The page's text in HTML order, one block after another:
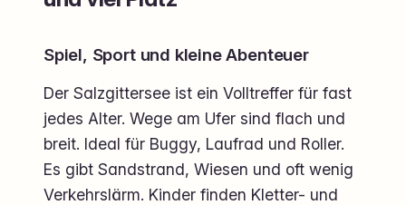
Spiel, Sport und kleine Abenteuer
Der Salzgittersee ist ein Volltreffer für fast
jedes Alter. Wege am Ufer sind flach und
breit. Ideal für Buggy, Laufrad und Roller.
Es gibt Sandstrand, Wiesen und oft wenig
Verkehrslärm. Kinder finden Kletter- und